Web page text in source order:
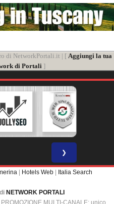
di NetworkPortali.it | [ Aggiungi la tua
di Portali]
❯
Hotels Web Italia Search
NETWORK PORTALI
MULTI-CANALE: unico